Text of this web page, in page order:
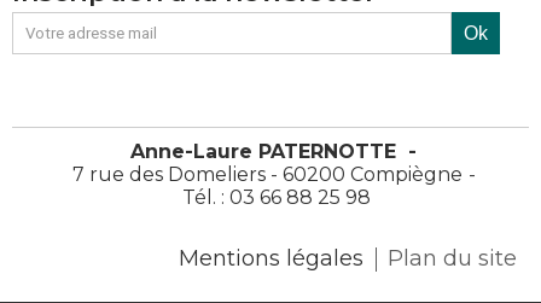
Anne-Laure PATERNOTTE
7 rue des Domeliers - 60200 Compiègne
Tél. : 03 66 88 25 98
Mentions légales Plan du site